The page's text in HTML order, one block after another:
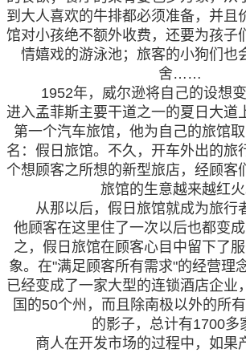
到大人喜欢的牛排都必须准备，并且
馆对小孩绝不额外收费，还要为孩子
情嬉戏的游泳池；旅客的小狗们也
舍……
1952年，威尔逊将自己的设想变
进入孟菲斯主要干道之一的夏日大道
第一个汽车旅馆，他为自己的旅馆
名：假日旅馆。不久，开车外出的旅
个想顾客之所想的新型旅店，经顾客
旅馆的生意越来越红火
从那以后，假日旅馆就成为旅行
他顾客在这里住了一次以后也都变
之，假日旅馆在顾客心目中留下了
象。在"满足顾客所有需求"的经营理
已经变成了一家大型的连锁酒店企业
国的50个州，而且除南极以外的所
的影子，总计有1700多
商人在开发市场的过程中，如果